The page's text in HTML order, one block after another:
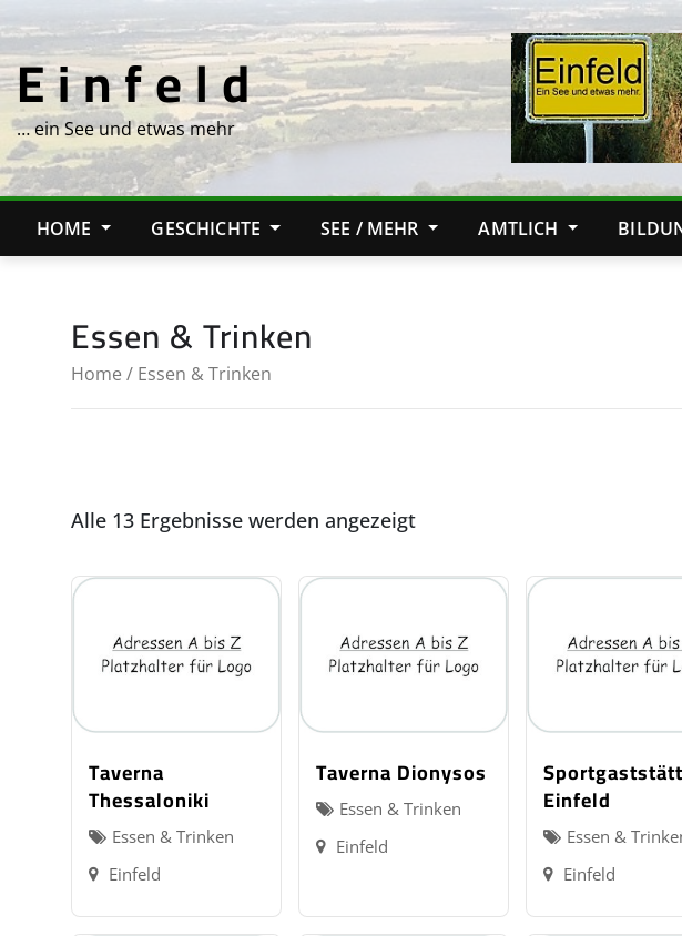
to
content
E i n f e l d
… ein See und etwas mehr
HOME GESCHICHTE SEE / MEHR AMTLICH
Essen & Trinken
Home / Essen & Trinken
Alle 13 Ergebnisse werden angezeigt
Taverna
Thessaloniki
Essen & Trinken
Einfeld
Taverna Dionysos
Essen & Trinken
Einfeld
Einfeld
Essen &
Einfeld